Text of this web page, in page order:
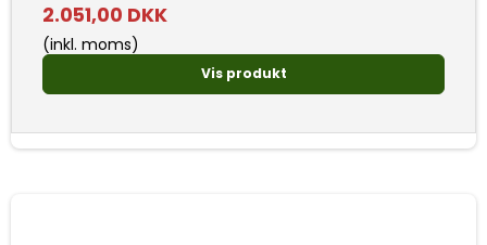
2.051,00 DKK
(inkl. moms)
Vis produkt